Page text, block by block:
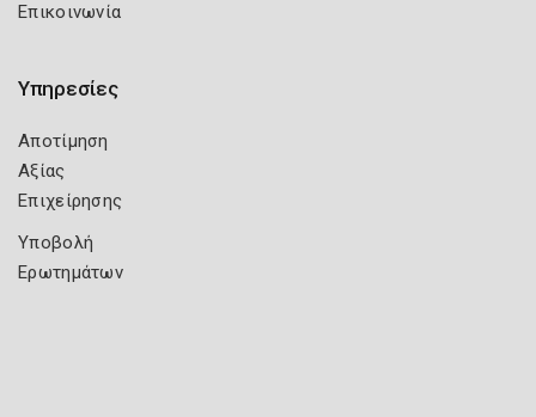
Επικοινωνία
Υπηρεσίες
Αποτίμηση
Αξίας
Επιχείρησης
Υποβολή
Ερωτημάτων